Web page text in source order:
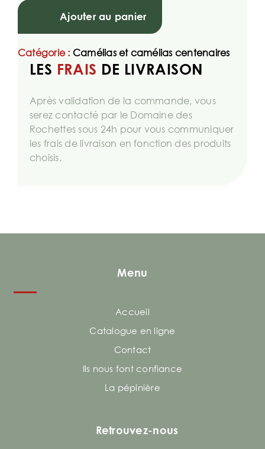
Ajouter au panier
Catégorie : Camélias et camélias centenaires
LES FRAIS DE LIVRAISON
Après validation de la commande, vous
serez contacté par le Domaine des
Rochettes sous 24h pour vous communiquer
les frais de livraison en fonction des produits
choisis.
Menu
Accueil
Catalogue en ligne
Contact
Ils nous font confiance
La pépinière
Retrouvez-nous